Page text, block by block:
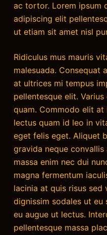
ac tortor. Lorem ipsum
adipiscing elit
ut etiam sit amet nisl
Ridiculus mus mauris
malesuada. Consequat
at ultrices mi tempus
pellentesque elit.
quam. Commodo elit
lectus quam id leo in
eget felis eget. Aliquet
gravida neque
massa enim nec dui
magna fermentum
lacinia at quis risus sed
dignissim sodales ut
eu augue ut lectus.
pellentesque massa